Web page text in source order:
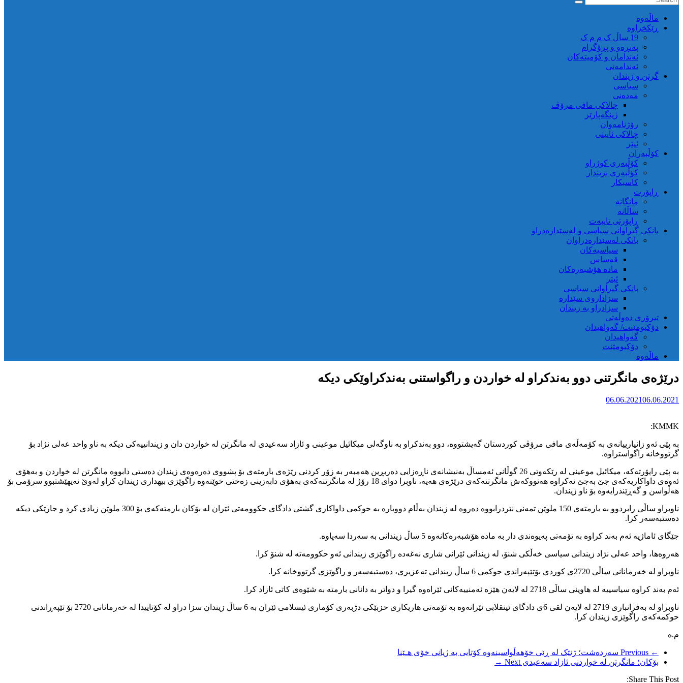
ماڵه‌وه‌
ڕێکخراوە
19 ساڵ ک م م ک
پەیڕەو و پڕۆگرام
ئەندامان و کۆمیتەکان
ئەندامەتی
گرتن و زیندان
سیاسی
مەدەنی
چالاکی مافی مرۆڤ
ژینگەپارێز
رۆژنامەوان
چالاکی ئایینی
ئیتر
کۆڵبەران
کۆڵبەری کوژراو
کؤڵبەری بریندار
کاسبکار
ڕاپۆرت
مانگانە
ساڵانە
ڕاپۆرتی تایبەت
بانکی گیراوانی سیاسی و لەسێدارەدراو
بانکی لەسێدارەدراوان
سیاسیەکان
قەساس
مادە هۆشبەرەکان
ئیتر
بانکی گیراوانی سیاسی
سزاداروی سێدارە
سزادراو بە زیندان
تیرۆری دەوڵەتی
دۆکیومێنت/ گەواهیدان
گەواهیدان
دۆکیومێنت
ماڵەوە
درێژەی مانگرتنی دوو بەندکراو لە خواردن و راگواستنی بەندکراوێکی دیکە
06.06.202106.06.2021
KMMK:
بە پێی ئەو زانیارییانەی بە کۆمەڵەی مافی مرۆڤی کوردستان گەیشتووە، دوو بەندکراو بە ناوگەلی میکائیل موعینی و ئازاد سەعیدی لە مانگرتن لە خواردن دان و زیندانییەکی دیکە بە ناو واحد عەلی نژاد بۆ
گرتووخانە راگواستراوە.
بە پێی راپۆرتەکە، میکائیل موعینی لە رێکەوتی 26 گوڵانی ئەمساڵ بەنیشانەی ناڕەزایی دەربڕین هەمبەر بە زۆر کردنی رێژەی بارمتەی بۆ پشووی دەرەوەی زیندان دەستی دابووە مانگرتن لە خواردن و بەهۆی
ئەوەی داواکاریەکەی جێ بەجێ نەکراوە هەنووکەش مانگرتنەکەی درێژەی هەیە، ناوبرا دوای 18 رۆژ لە مانگرتنەکەی بەهۆی دابەزینی زەختی خوێنەوە راگوێزی بیهداری زیندان کراو لەوێ نەیهێشتبوو سرۆمی بۆ
هەڵواسن و گەڕێندرایەوە بۆ ناو زیندان.
ناوبراو ساڵی رابردوو بە بارمتەی 150 ملوێن تمەنی نێردرابووە دەروە لە زیندان بەڵام دووبارە بە حوکمی داواکاری گشتی دادگای حکوومەتی ئێران لە بۆکان بارمتەکەی بۆ 300 ملوێن زیادی کرد و جارێکی دیکە
دەستبەسەر کرا.
جێگای ئاماژیە ئەم بەند کراوە بە تۆمەتی پەیوەندی دار بە مادە هۆشبەرەکانەوە 5 ساڵ زیندانی بە سەردا سەپاوە.
هەروەها، واحد عەلی نژاد زیندانی سیاسی خەڵکی شنۆ، لە زیندانی ئێرانی شاری نەغەدە راگوێزی زیندانی ئەو حکوومەتە لە شنۆ کرا.
ناوبراو لە خەرمانانی ساڵی 2720ی کوردی بۆتێپەراندی حوکمی 6 ساڵ زیندانی تەعزیری، دەستبەسەر و راگوێزی گرتووخانە کرا.
ئەم بەند کراوە سیاسییە لە هاوینی ساڵی 2718 لە لایەن هێزە ئەمنییەکانی ئێراەوە گیرا و دواتر بە دانانی بارمتە بە شێوەی کاتی ئازاد کرا.
ناوبراو لە بەفرانباری 2719 لە لایەن لقی 6ی دادگای ئینقلابی ئێرانەوە بە تۆمەتی هاریکاری حزبێکی دژبەری کۆماری ئیسلامی ئێران بە 6 ساڵ زیندان سزا دراو لە کۆتاییدا لە خەرمانانی 2720 بۆ تێپەڕاندنی
حوکمەکەی راگوێزی زیندان کرا.
م.ه
← Previous
سەردەشت؛ ژنێک لە ڕێی خۆهەڵواسینەوە کۆتایی بە ژیانی خۆی هـێنا
بۆکان؛ مانگرتن لە خواردنی ئازاد سەعیدی Next →
Share This Post: